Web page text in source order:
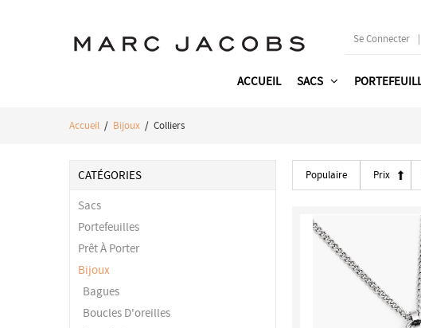
Se Connecter |
ACCUEIL SACS
Accueil / Bijoux / Colliers
CATÉGORIES
Sacs
Portefeuilles
Prêt À Porter
Bijoux
Bagues
Boucles D'oreilles
Populaire Prix